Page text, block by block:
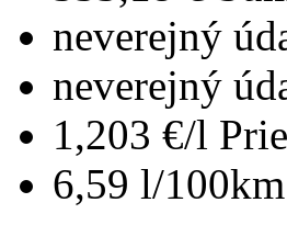
neverejný
neverejný
1,203 €/l
6,59 l/100km